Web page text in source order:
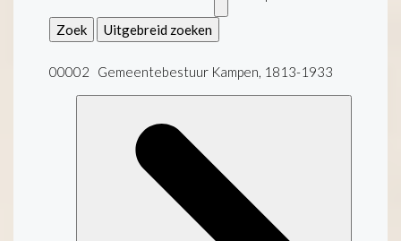
Zoek Uitgebreid zoeken
00002 Gemeentebestuur Kampen, 1813-1933